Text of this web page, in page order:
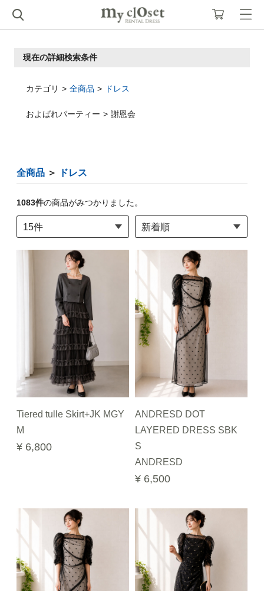
現在の詳細検索条件
カテゴリ 全商品 ドレス
およばれパーティー 謝恩会
全商品 ＞ ドレス
1083件の商品がみつかりました。
Tiered tulle Skirt+JK MGY
M
¥ 6,800
ANDRESD DOT
LAYERED DRESS SBK
S
ANDRESD
¥ 6,500